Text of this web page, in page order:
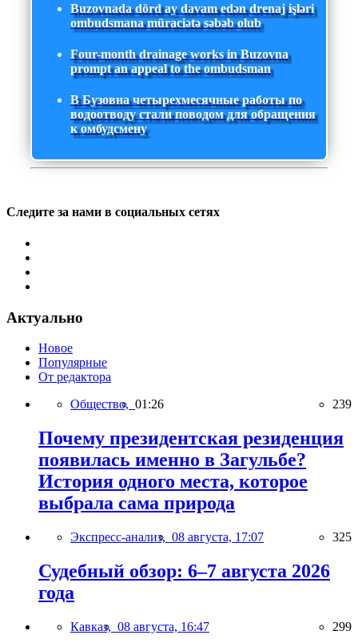
Buzovnada dörd ay davam edən drenaj işləri
ombudsmana müraciətə səbəb olub
Four-month drainage works in Buzovna
prompt an appeal to the ombudsman
В Бузовна четырехмесячные работы по
водоотводу стали поводом для обращения
к омбудсмену
Следите за нами в социальных сетях
Актуально
Новое
Популярные
От редактора
Общество, 01:26 239
Почему президентская резиденция
появилась именно в Загульбе?
История одного места, которое
выбрала сама природа
Экспресс-анализ, 08 августа, 17:07 325
Судебный обзор: 6–7 августа 2026
года
Кавказ, 08 августа, 16:47 299